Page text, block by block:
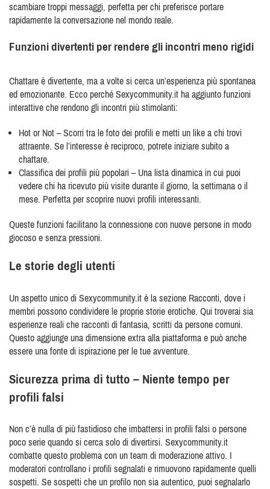
scambiare troppi messaggi, perfetta per chi preferisce portare
rapidamente la conversazione nel mondo reale.
Funzioni divertenti per rendere gli incontri meno rigidi
Chattare è divertente, ma a volte si cerca un’esperienza più spontanea
ed emozionante. Ecco perché Sexycommunity.it ha aggiunto funzioni
interattive che rendono gli incontri più stimolanti:
Hot or Not – Scorri tra le foto dei profili e metti un like a chi trovi
attraente. Se l’interesse è reciproco, potrete iniziare subito a
chattare.
Classifica dei profili più popolari – Una lista dinamica in cui puoi
vedere chi ha ricevuto più visite durante il giorno, la settimana o il
mese. Perfetta per scoprire nuovi profili interessanti.
Queste funzioni facilitano la connessione con nuove persone in modo
giocoso e senza pressioni.
Le storie degli utenti
Un aspetto unico di Sexycommunity.it è la sezione Racconti, dove i
membri possono condividere le proprie storie erotiche. Qui troverai sia
esperienze reali che racconti di fantasia, scritti da persone comuni.
Questo aggiunge una dimensione extra alla piattaforma e può anche
essere una fonte di ispirazione per le tue avventure.
Sicurezza prima di tutto – Niente tempo per
profili falsi
Non c’è nulla di più fastidioso che imbattersi in profili falsi o persone
poco serie quando si cerca solo di divertirsi. Sexycommunity.it
combatte questo problema con un team di moderazione attivo. I
moderatori controllano i profili segnalati e rimuovono rapidamente quelli
sospetti. Se sospetti che un profilo non sia autentico, puoi segnalarlo